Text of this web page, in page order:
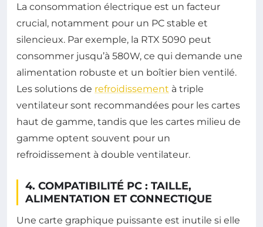
La consommation électrique est un facteur
crucial, notamment pour un PC stable et
silencieux. Par exemple, la RTX 5090 peut
consommer jusqu’à 580W, ce qui demande une
alimentation robuste et un boîtier bien ventilé.
Les solutions de refroidissement à triple
ventilateur sont recommandées pour les cartes
haut de gamme, tandis que les cartes milieu de
gamme optent souvent pour un
refroidissement à double ventilateur.
4. COMPATIBILITÉ PC : TAILLE,
ALIMENTATION ET CONNECTIQUE
Une carte graphique puissante est inutile si elle